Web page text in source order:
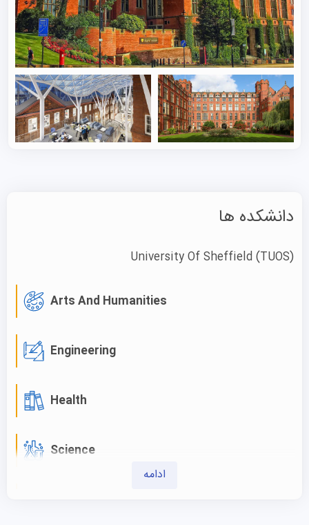
کارشناسی در این دانشگاه می‌توانند مطابق با مهلت‌های UCAS
اقدام کنند. مهلت UCAS برای سال ۲۰۲۴ در تاریخ ۲۵ ژانویه
۲۰۲۴ است. همچنین، برای پذیرش در دوره‌های کارشناسی ارشد
دانشگاه شفیلد، داوطلبان باید از طریق پرتال خود دانشگاه اقدام
کنند. مدارک مورد نیاز برای ثبت درخواست پذیرش تحصیلی در
دانشگاه شفیلد عبارت اند از:
مدرک تحصیلی دوره قبل
داوطلبان خود ندارد و داوطلبان می‌توانند انتظار داشته باشند که
تصمیم نهایی یا نامه پذیرش تحصیلی را از دانشگاه پس از چهار
دانشکده ها
University Of Sheffield (TUOS)
Arts And Humanities
Engineering
Health
Science
ادامه